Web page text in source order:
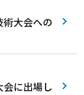
大会への
会に出場し